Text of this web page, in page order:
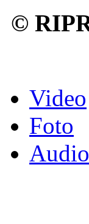
©
Video
Foto
Audio